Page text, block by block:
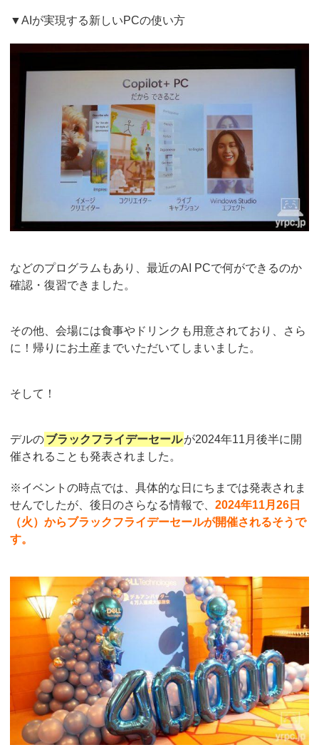
▼AIが実現する新しいPCの使い方
などのプログラムもあり、最近のAI PCで何ができるのか
確認・復習できました。
その他、会場には食事やドリンクも用意されており、さら
に！帰りにお土産までいただいてしまいました。
そして！
デルのブラックフライデーセールが2024年11月後半に開
催されることも発表されました。
※イベントの時点では、具体的な日にちまでは発表されま
せんでしたが、後日のさらなる情報で、2024年11月26日
（火）からブラックフライデーセールが開催されるそうで
す。